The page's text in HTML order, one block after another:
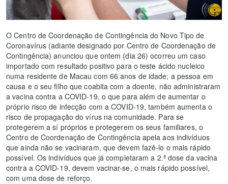
O Centro de Coordenação de Contingência do Novo Tipo de
Coronavírus (adiante designado por Centro de Coordenação de
Contingência) anunciou que ontem (dia 26) ocorreu um caso
importado com resultado positivo para o teste ácido nucleico
numa residente de Macau com 66 anos de idade; a pessoa em
causa e o seu filho que coabita com a doente, não administraram
a vacina contra a COVID-19, o que para além de aumentar o
próprio risco de infecção com a COVID-19, também aumenta o
risco de propagação do vírus na comunidade. Para se
protegerem a sí próprios e protegerem os seus familiares, o
Centro de Coordenação de Contingência apela aos indivíduos
que ainda não se vacinaram, que devem fazê-lo o mais rápido
possível. Os indivíduos que já completaram a 2.ª dose da vacina
contra a COVID-19, devem vacinar-se, o mais rápido possível,
com uma dose de reforço.